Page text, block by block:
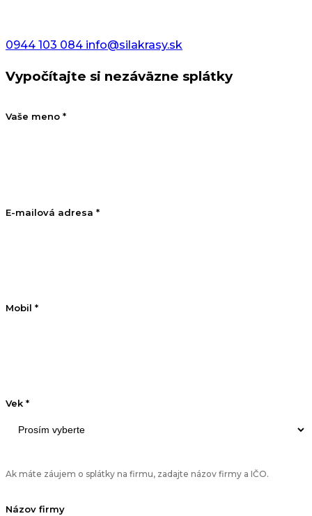
0944 103 084 info@silakrasy.sk
Vypočítajte si nezáväzne splátky
Vaše meno *
E-mailová adresa *
Mobil *
Vek *
Ak máte záujem o splátky na firmu, zadajte názov firmy a IČO.
Názov firmy